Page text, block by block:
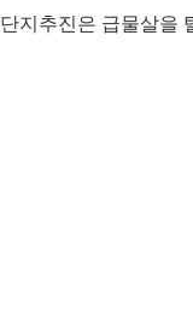
지추진은 급물살을